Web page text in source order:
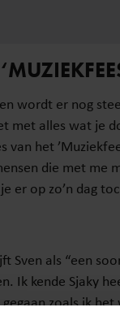
wordt er nog
met alles wat je
van het
die met me
er op zo’n dag
Sven als “een
Ik kende Sjaky
zoals ik
maar wel